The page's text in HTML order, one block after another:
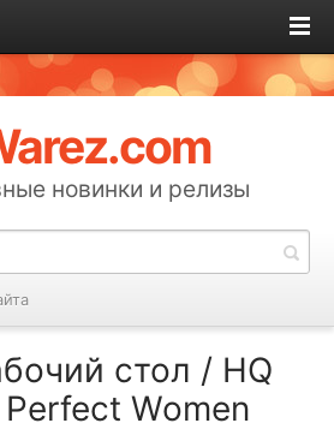
новинки и релизы
стол / HQ
Women